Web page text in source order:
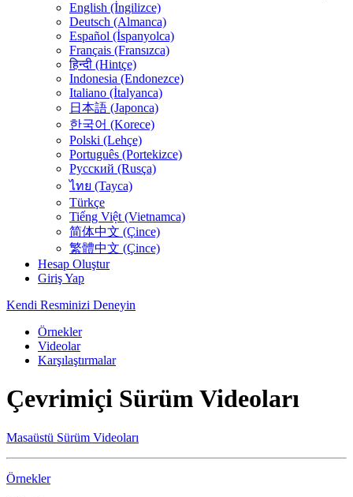
English (İngilizce)
Deutsch (Almanca)
Español (İspanyolca)
Français (Fransızca)
हिन्दी (Hintçe)
Indonesia (Endonezce)
Italiano (İtalyanca)
日本語 (Japonca)
한국어 (Korece)
Polski (Lehçe)
Português (Portekizce)
Русский (Rusça)
ไทย (Tayca)
Türkçe
Tiếng Việt (Vietnamca)
简体中文 (Çince)
繁體中文 (Çince)
Hesap Oluştur
Giriş Yap
Kendi Resminizi Deneyin
Örnekler
Videolar
Karşılaştırmalar
Çevrimiçi Sürüm Videoları
Masaüstü Sürüm Videoları
Örnekler